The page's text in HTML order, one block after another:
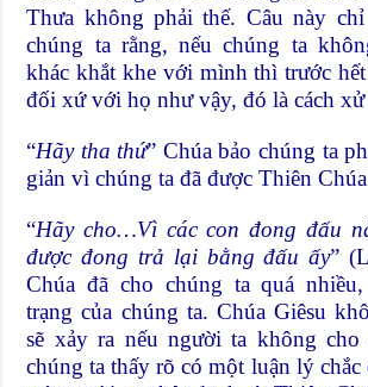
Thưa không phải thế. Câu này
chúng ta rằng, nếu chúng ta
khác khắt khe với mình thì trước
đối xứ với họ như vậy, đó là cách xử
“Hãy tha thứ” Chúa bảo chúng ta
giản vì chúng ta đã được Thiên
“Hãy cho…Vì các con đong đấu
được đong trả lại bằng đấu ấy”
Chúa đã cho chúng ta quá
trạng của chúng ta. Chúa Giêsu
sẽ xảy ra nếu người ta không
chúng ta thấy rõ có một luận lý chắc